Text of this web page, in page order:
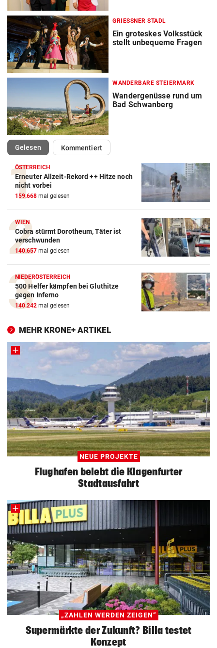
GRIESSNER STADL
Ein groteskes Volksstück
stellt unbequeme Fragen
WANDERBARE STEIERMARK
Wandergenüsse rund um
Bad Schwanberg
Gelesen(ausgewählt)Kommentiert
ÖSTERREICH
Erneuter Allzeit-Rekord ++ Hitze noch
nicht vorbei
159.668 mal gelesen
WIEN
Cobra stürmt Dorotheum, Täter ist
verschwunden
140.657 mal gelesen
NIEDERÖSTERREICH
500 Helfer kämpfen bei Gluthitze
gegen Inferno
140.242 mal gelesen
MEHR KRONE+ ARTIKEL
NEUE PROJEKTE
Flughafen belebt die Klagenfurter
Stadtausfahrt
„ZAHLEN WERDEN ZEIGEN“
Supermärkte der Zukunft? Billa testet
Konzept